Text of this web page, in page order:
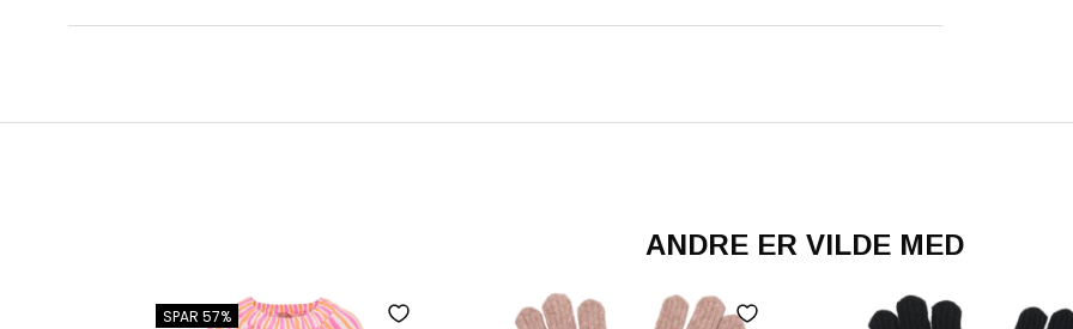
ANDRE ER VILDE MED
SPAR 57%